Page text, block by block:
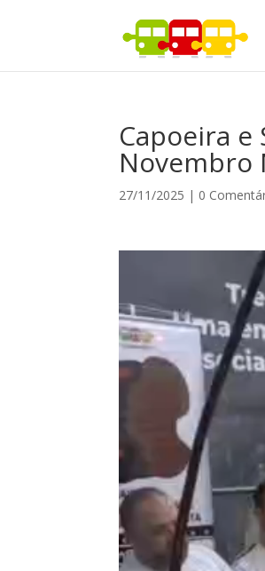
Capoeira
Novembro
27/11/2025 | 0